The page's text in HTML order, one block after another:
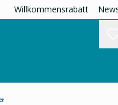
Willkommensrabatt